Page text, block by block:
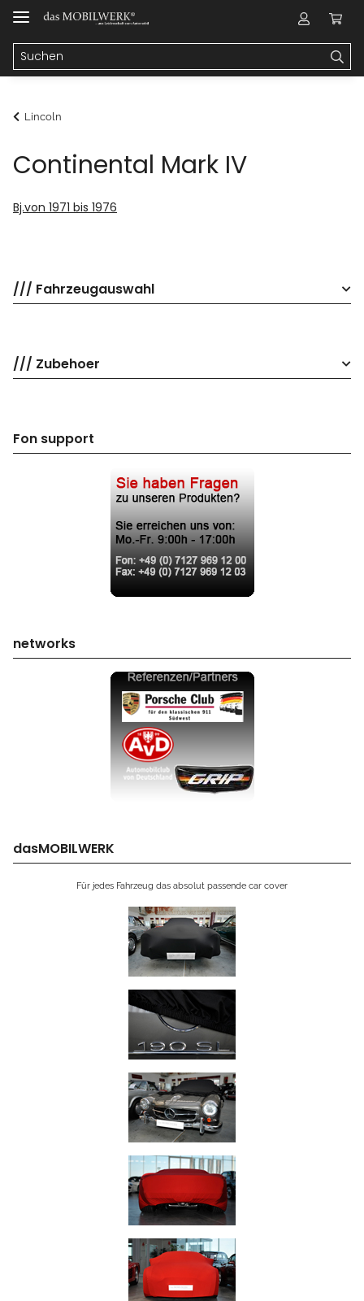
Lincoln
Continental Mark IV
Bj.von 1971 bis 1976
/// Fahrzeugauswahl
/// Zubehoer
Fon support
networks
dasMOBILWERK
Für jedes Fahrzeug das absolut passende car cover